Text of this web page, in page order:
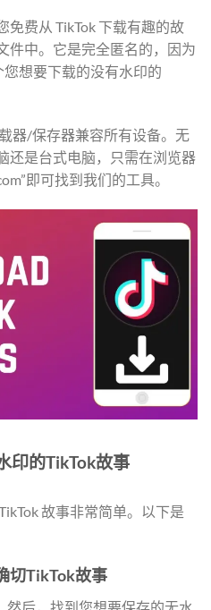
免费从 TikTok 下载有趣的故
件中。它是完全匿名的，因为
想要下载的没有水印的
器/保存器兼容所有设备。无
还是台式电脑，只需在浏览器
即可找到我们的工具。
印的TikTok故事
故事非常简单。以下是
切TikTok故事